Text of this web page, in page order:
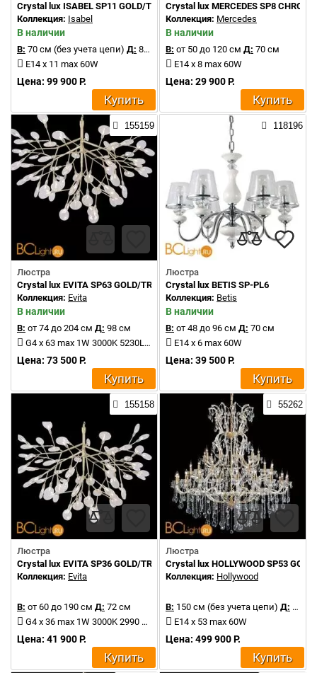
Crystal lux ISABEL SP11 GOLD/TRANSPARENT
Коллекция: Isabel
В наличии
В: 70 см (без учета цепи) Д: 80 см
E14 x 11 max 60W
Цена: 99 900 Р.
Купить
Crystal lux MERCEDES SP8
Коллекция: Mercedes
В наличии
В: от 50 до 120 см Д: 70 см
E14 x 8 max 60W
Цена: 29 900 Р.
Купить
155159
Люстра
Crystal lux EVITA SP63 GOLD/TRANSPARENT
Коллекция: Evita
В наличии
В: от 74 до 204 см Д: 98 см
G4 x 63 max 1W 3000K 5230Lm
Цена: 73 500 Р.
Купить
118196
Люстра
Crystal lux BETIS SP-PL6
Коллекция: Betis
В наличии
В: от 48 до 96 см Д: 70 см
E14 x 6 max 60W
Цена: 39 500 Р.
Купить
155158
Люстра
Crystal lux EVITA SP36 GOLD/TRANSPARENT
Коллекция: Evita
В: от 60 до 190 см Д: 72 см
G4 x 36 max 1W 3000K 2990 Lm
Цена: 41 900 Р.
Купить
55262
Люстра
Crystal lux HOLLYWOOD SP53 GOLD
Коллекция: Hollywood
В: 150 см (без учета цепи) Д:
E14 x 53 max 60W
Цена: 499 900 Р.
Купить